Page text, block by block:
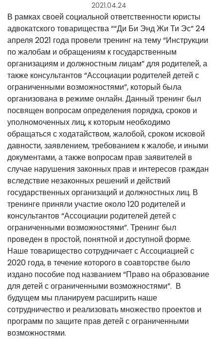
2021.04.24
В рамках своей социальной ответственности юристы
адвокатского товарищества ““Ди Би Энд Жи Ти Эс” 24
апреля 2021 года провели тренинг на тему “Инструкции
по жалобам и обращениям к государственным
организациям и должностным лицам” для родителей, а
также консультантов “Ассоциации родителей детей с
ограниченными возможностями”, который была
организована в режиме онлайн. Данный тренинг был
посвящен вопросам определения порядка, сроков и
уполномоченных лиц, к которым необходимо
обращаться с ходатайством, жалобой, сроком исковой
давности, заявлением, требованием к жалобе, и иными
документами, а также вопросам прав заявителей в
случае нарушения законных прав и интересов граждан
вследствие незаконных решений и действий
государственных организаций и должностных лиц. В
тренинге приняли участие около 120 родителей и
консультантов “Ассоциации родителей детей с
ограниченными возможностями”. Тренинг был
проведен в простой, понятной и доступной форме.
Наше товарищество сотрудничает с Ассоциацией с
2020 года, в течение которого в соавторстве было
издано пособие под названием “Право на образование
для детей с ограниченными возможностями”. В
будущем мы планируем расширить наше
сотрудничество и реализовать множество проектов и
программ по защите прав детей с ограниченными
возможностями.